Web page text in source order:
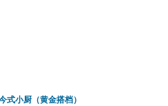
式小厨（黄金搭档）